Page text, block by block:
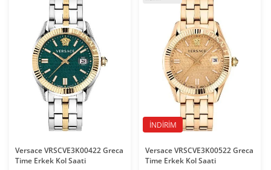
Versace VRSCVE3K00422 Greca
Time Erkek Kol Saati
İNDIRIM
Versace VRSCVE3K00522 Greca
Time Erkek Kol Saati